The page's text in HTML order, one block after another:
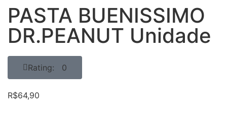
PASTA BUENISSIMO
DR.PEANUT Unidade
Rating: 0
R$64,90